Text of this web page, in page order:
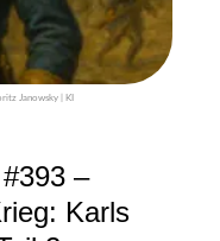
Janowsky | KI
–
Karls